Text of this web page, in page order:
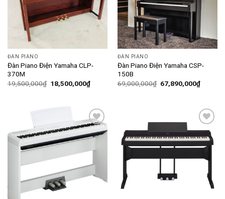
ĐÀN PIANO
Đàn Piano Điện Yamaha CLP-
370M
19,500,000₫ 18,500,000₫
ĐÀN PIANO
Đàn Piano Điện Yamaha CSP-
150B
69,000,000₫ 67,890,000₫
Add to
wishlist
Add to
wishlist